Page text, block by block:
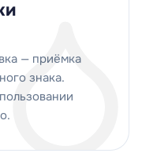
— приёмка
знака.